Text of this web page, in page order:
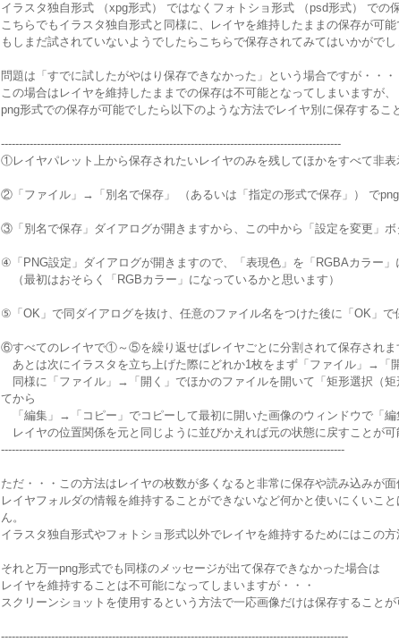
イラスタ独自形式 （xpg形式） ではなくフォトショ形式 （psd形式） での
こちらでもイラスタ独自形式と同様に、レイヤを維持したままの保存が可
もしまだ試されていないようでしたらこちらで保存されてみてはいかがで
問題は「すでに試したがやはり保存できなかった」という場合ですが・・・
この場合はレイヤを維持したままでの保存は不可能となってしまいますが、
png形式での保存が可能でしたら以下のような方法でレイヤ別に保存するこ
-----------------------------------------------------------------------------------------------
①レイヤパレット上から保存されたいレイヤのみを残してほかをすべて非
②「ファイル」→「別名で保存」 （あるいは「指定の形式で保存」） で
③「別名で保存」ダイアログが開きますから、この中から「設定を変更」
④「PNG設定」ダイアログが開きますので、「表現色」を「RGBAカラー」
（最初はおそらく「RGBカラー」になっているかと思います）
⑤「OK」で同ダイアログを抜け、任意のファイル名をつけた後に「OK」で
⑥すべてのレイヤで①～⑤を繰り返せばレイヤごとに分割されて保存されま
あとは次にイラスタを立ち上げた際にどれか1枚をまず「ファイル」→「
同様に「ファイル」→「開く」でほかのファイルを開いて「矩形選択（
てから
「編集」→「コピー」でコピーして最初に開いた画像のウィンドウで「
レイヤの位置関係を元と同じように並びかえれば元の状態に戻すことが可
------------------------------------------------------------------------------------------------
ただ・・・この方法はレイヤの枚数が多くなると非常に保存や読み込みが
レイヤフォルダの情報を維持することができないなど何かと使いにくいこ
ん。
イラスタ独自形式やフォトショ形式以外でレイヤを維持するためにはこの
それと万一png形式でも同様のメッセージが出て保存できなかった場合は
レイヤを維持することは不可能になってしまいますが・・・
スクリーンショットを使用するという方法で一応画像だけは保存すること
-------------------------------------------------------------------------------------------------